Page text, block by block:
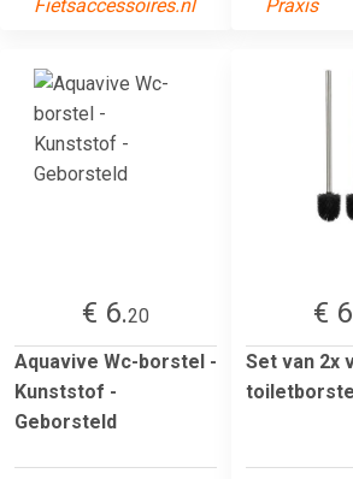
Fietsaccessoires.nl Praxis
€ 6.20
Aquavive Wc-borstel -
Kunststof -
Geborsteld
€
Set van 2x